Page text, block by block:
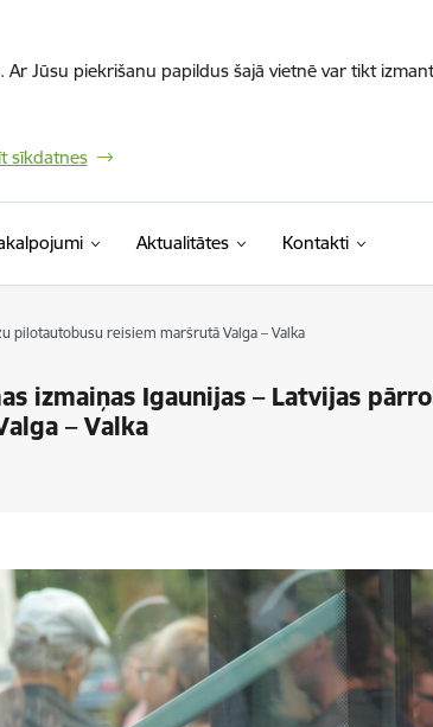
Jūsu piekrišanu papildus šajā vietnē var tikt
sīkdatnes
Aktualitātes Kontakti
pilotautobusu reisiem maršrutā Valga – Valka
izmaiņas Igaunijas – Latvijas
– Valka